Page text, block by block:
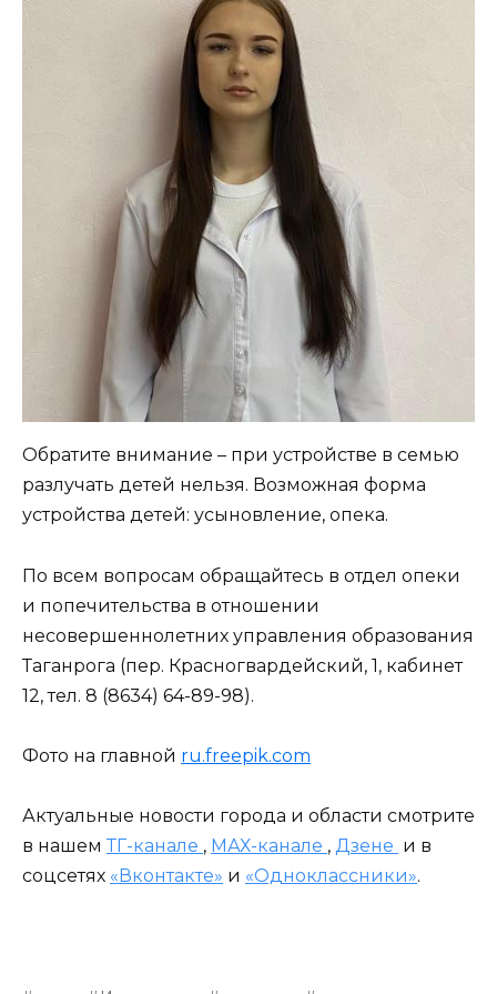
Обратите внимание – при устройстве в семью
разлучать детей нельзя. Возможная форма
устройства детей: усыновление, опека.
По всем вопросам обращайтесь в отдел опеки
и попечительства в отношении
несовершеннолетних управления образования
Таганрога (пер. Красногвардейский, 1, кабинет
12, тел. 8 (8634) 64-89-98).
Фото на главной ru.freepik.com
Актуальные новости города и области смотрите
в нашем ТГ-канале , МАХ-канале , Дзене и в
соцсетях «Вконтакте» и «Одноклассники».